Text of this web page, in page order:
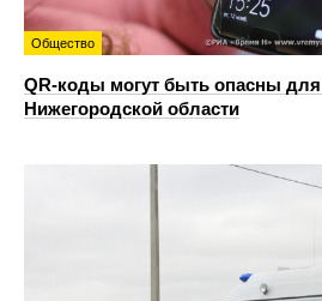
Общество
QR-коды могут быть опасны
Нижегородской области